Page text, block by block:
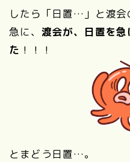
したら「日置…」と渡会
急に、 渡会が、日置を
た ！！！
とまどう日置…。